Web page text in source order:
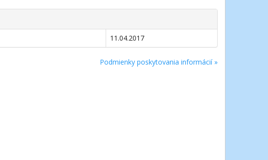
11.04.2017
Podmienky poskytovania informácií »